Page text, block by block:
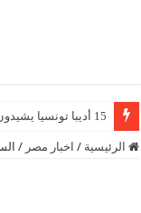
15 أديبا تونسيا يشيدون بتكريم الشاعر علي الدرورة
الرئيسية / اخبار مصر /